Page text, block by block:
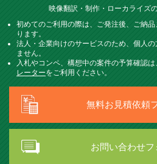
映像翻訳・制作・ローカライズ
初めてのご利用の際は、ご発注後、ご納
ります。
法人・企業向けのサービスのため、個人
ません。
入札やコンペ、構想中の案件の予算確認は
レーターをご利用ください。
無料お見積依頼
お問い合わせフ